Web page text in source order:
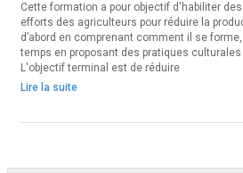
Cette formation a pour objectif d'habiliter
efforts des agriculteurs pour réduire la
d’abord en comprenant comment il se
temps en proposant des pratiques
L'objectif terminal est de réduire
Lire la suite